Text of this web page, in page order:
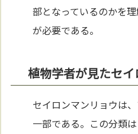
部となっているのかを
が必要である。
植物学者が見たセ
セイロンマンリョウは
一部である。この分類は